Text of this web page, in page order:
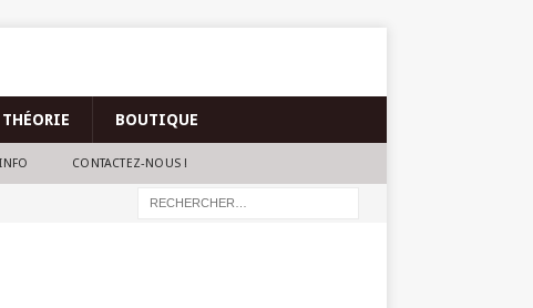
BOUTIQUE
CONTACTEZ-NOUS !